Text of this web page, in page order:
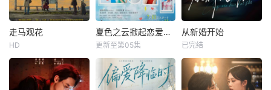
走马观花
HD
夏色之云掀起恋爱与风暴
更新至第05集
从新婚开始
已完结